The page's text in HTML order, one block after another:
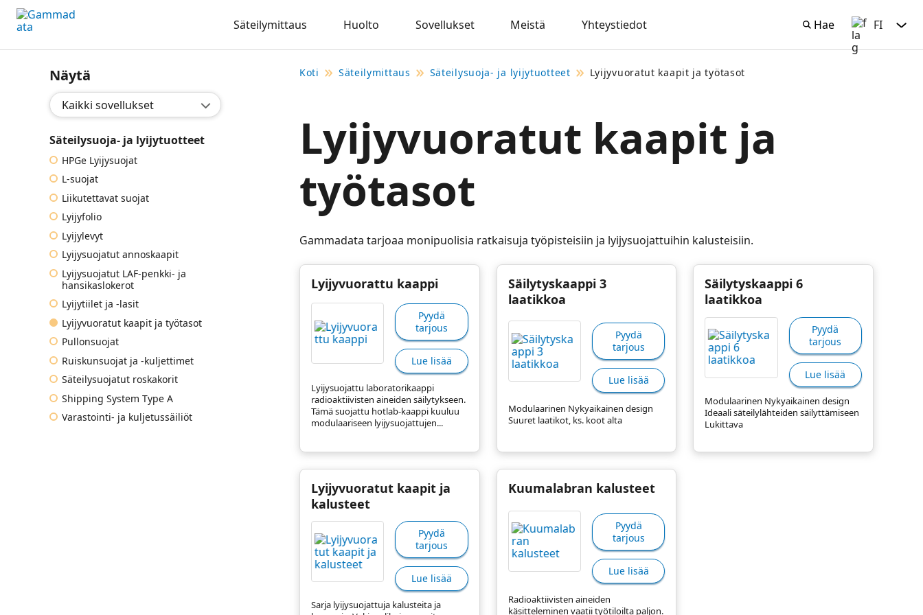
Siirry
pääsisältöönt
Säteilymittaus Huolto Sovellukset Meistä Yhteystiedot Hae
Hae Suomi
FI
Näytä
Valitse sovellus:
Säteilysuoja- ja lyijytuotteet
HPGe Lyijysuojat
L-suojat
Liikutettavat suojat
Lyijyfolio
Lyijylevyt
Lyijysuojatut annoskaapit
Lyijysuojatut LAF-penkki- ja
hansikaslokerot
Lyijytiilet ja -lasit
Lyijyvuoratut kaapit ja työtasot
Pullonsuojat
Ruiskunsuojat ja -kuljettimet
Säteilysuojatut roskakorit
Shipping System Type A
Varastointi- ja kuljetussäiliöt
Koti Säteilymittaus Säteilysuoja- ja lyijytuotteet Lyijyvuoratut kaapit ja työtasot
Lyijyvuoratut kaapit ja
työtasot
Gammadata tarjoaa monipuolisia ratkaisuja työpisteisiin ja lyijysuojattuihin kalusteisiin.
Lyijyvuorattu kaappi
Lyijysuojattu laboratorikaappi
radioaktiivisten aineiden säilytykseen.
Tämä suojattu hotlab-kaappi kuuluu
modulaariseen lyijysuojattujen...
Pyydä
tarjous
Lue lisää
Säilytyskaappi 3
laatikkoa
Modulaarinen Nykyaikainen design
Suuret laatikot, ks. koot alta
Pyydä
tarjous
Lue lisää
Säilytyskaappi 6
laatikkoa
Modulaarinen Nykyaikainen design
Ideaali säteilylähteiden säilyttämiseen
Lukittava
Pyydä
tarjous
Lue lisää
Lyijyvuoratut kaapit ja
kalusteet
Sarja lyijysuojattuja kalusteita ja
Pyydä
tarjous
Lue lisää
Kuumalabran kalusteet
Radioaktiivisten aineiden
käsitteleminen vaatii työtiloilta paljon.
Pyydä
tarjous
Lue lisää